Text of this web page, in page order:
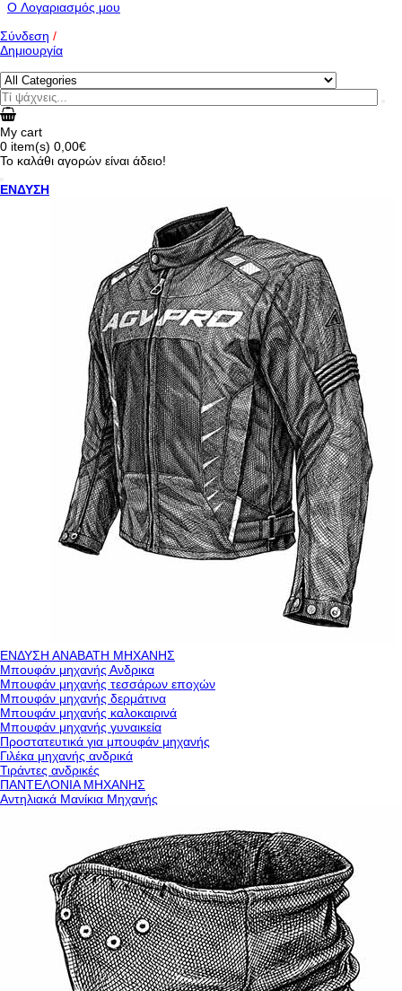
O Λογαριασμός μου
Σύνδεση /
Δημιουργία
My cart
0 item(s) 0,00€
Το καλάθι αγορών είναι άδειο!
ΕΝΔΥΣΗ
ΕΝΔΥΣΗ ΑΝΑΒΑΤΗ ΜΗΧΑΝΗΣ
Μπουφάν μηχανής Ανδρικα
Μπουφάν μηχανής τεσσάρων εποχών
Μπουφάν μηχανής δερμάτινα
Μπουφάν μηχανής καλοκαιρινά
Μπουφάν μηχανής γυναικεία
Προστατευτικά για μπουφάν μηχανής
Γιλέκα μηχανής ανδρικά
Τιράντες ανδρικές
ΠΑΝΤΕΛΟΝΙΑ ΜΗΧΑΝΗΣ
Αντηλιακά Μανίκια Μηχανής